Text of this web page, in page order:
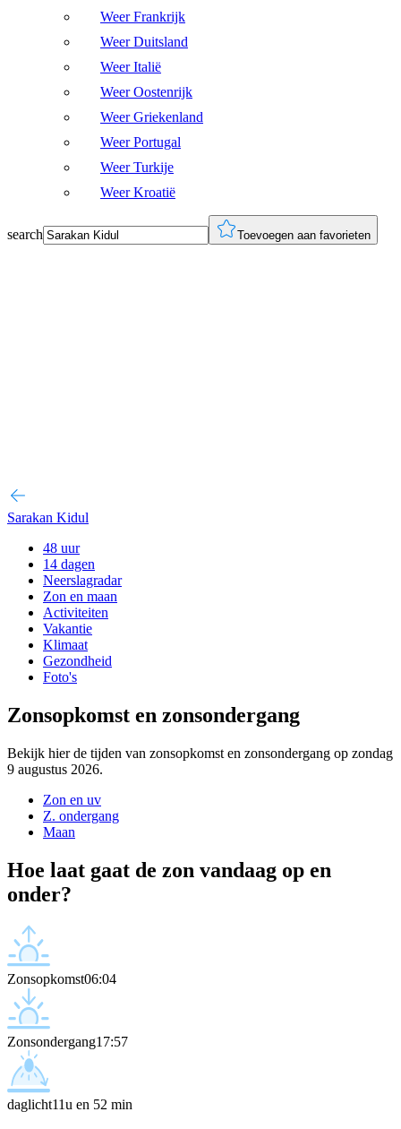
Weer Frankrijk
Weer Duitsland
Weer Italië
Weer Oostenrijk
Weer Griekenland
Weer Portugal
Weer Turkije
Weer Kroatië
search Toevoegen aan favorieten
Sarakan Kidul
48 uur
14 dagen
Neerslagradar
Zon en maan
Activiteiten
Vakantie
Klimaat
Gezondheid
Foto's
Zonsopkomst en zonsondergang
Bekijk hier de tijden van zonsopkomst en zonsondergang op zondag
9 augustus 2026.
Zon en uv
Z. ondergang
Maan
Hoe laat gaat de zon vandaag op en
onder?
Zonsopkomst06:04
Zonsondergang17:57
daglicht11u en 52 min